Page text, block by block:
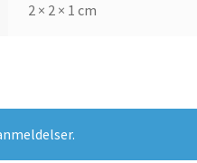
2 × 2 × 1 cm